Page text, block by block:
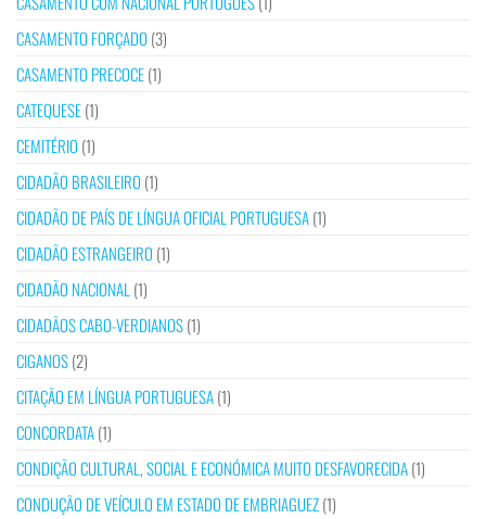
CASAMENTO FORÇADO (3)
CASAMENTO PRECOCE(1)
CATEQUESE(1)
CEMITÉRIO (1)
CIDADÃO BRASILEIRO (1)
CIDADÃO DE PAÍS DE LÍNGUA OFICIAL PORTUGUESA(1)
CIDADÃO ESTRANGEIRO (1)
CIDADÃO NACIONAL (1)
CIDADÃOS CABO-VERDIANOS(1)
CIGANOS(2)
CITAÇÃO EM LÍNGUA PORTUGUESA(1)
CONCORDATA(1)
CONDIÇÃO CULTURAL, SOCIAL E ECONÓMICA MUITO DESFAVORECIDA(1)
CONDUÇÃO DE VEÍCULO EM ESTADO DE EMBRIAGUEZ(1)